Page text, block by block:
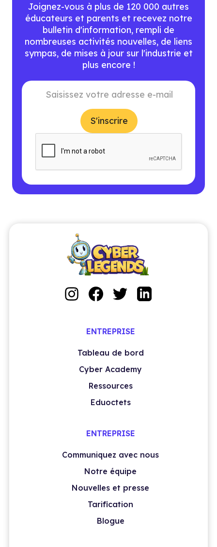
Joignez-vous à plus de 120 000 autres
éducateurs et parents et recevez notre
bulletin d'information, rempli de
nombreuses activités nouvelles, de liens
sympas, de mises à jour sur l'industrie et
plus encore !
ENTREPRISE
Tableau de bord
Cyber Academy
Ressources
Eduoctets
ENTREPRISE
Communiquez avec nous
Notre équipe
Nouvelles et presse
Tarification
Blogue